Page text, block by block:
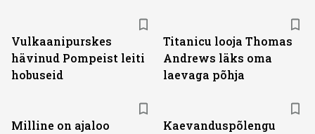
Vulkaanipurskes
hävinud Pompeist leiti
hobuseid
Titanicu looja Thomas
Andrews läks oma
laevaga põhja
Milline on ajaloo
Kaevanduspõlengu